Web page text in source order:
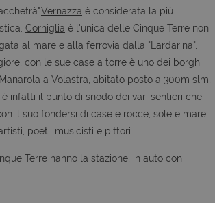
Vernazza è considerata la più
Corniglia è l'unica delle Cinque Terre non
al mare e alla ferrovia dalla "Lardarina",
con le sue case a torre è uno dei borghi
a Volastra, abitato posto a 300m slm,
è infatti il punto di snodo dei vari sentieri che
il suo fondersi di case e rocce, sole e mare,
poeti, musicisti e pittori.
Terre hanno la stazione, in auto con